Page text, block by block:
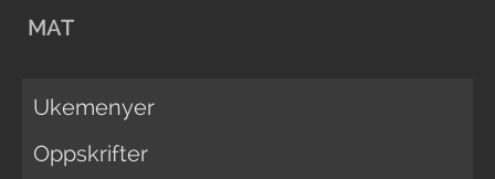
MAT
Ukemenyer
Oppskrifter